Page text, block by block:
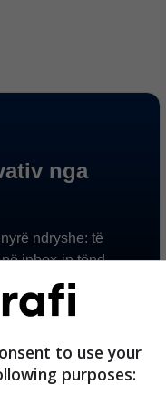
to use your
purposes: